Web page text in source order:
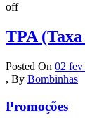
off
TPA
Posted On 02 fev
, By Bombinhas
Promoções